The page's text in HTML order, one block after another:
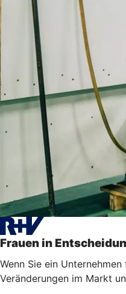
Frauen in
Wenn Sie ein
Veränderungen im Markt